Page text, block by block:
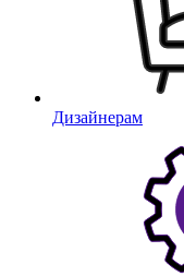
Дизайнерам